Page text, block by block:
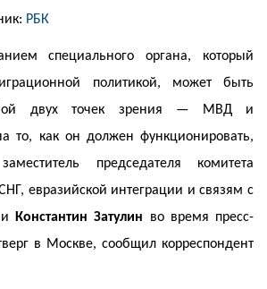
РБК
специального органа, который
политикой, может быть
двух точек зрения — МВД и
то, как он должен функционировать,
председателя комитета
евразийской интеграции и связям с
Константин Затулин во время пресс-
в Москве, сообщил корреспондент